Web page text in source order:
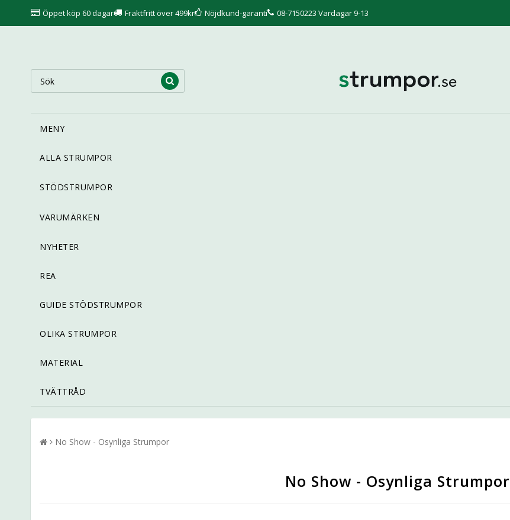
Öppet köp 60 dagar Fraktfritt över 499kr Nöjdkund-garanti 08-7150223 Vardagar 9-13
MENY
ALLA STRUMPOR
STÖDSTRUMPOR
VARUMÄRKEN
NYHETER
REA
GUIDE STÖDSTRUMPOR
OLIKA STRUMPOR
MATERIAL
TVÄTTRÅD
No Show - Osynliga Strumpor
No Show - Osynliga Strumpor